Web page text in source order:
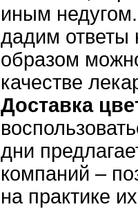
иным
дадим ответы
образом
качестве
Доставка
дни
компаний –
на практике